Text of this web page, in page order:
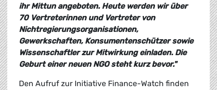
ihr Mittun angeboten. Heute werden wir über
70 Vertreterinnen und Vertreter von
Nichtregierungsorganisationen,
Gewerkschaften, Konsumentenschützer sowie
Wissenschaftler zur Mitwirkung einladen. Die
Geburt einer neuen NGO steht kurz bevor."
Den Aufruf zur Initiative Finance-Watch finden